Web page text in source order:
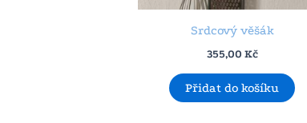
Srdcový věšák
355,00 Kč
Přidat do košíku